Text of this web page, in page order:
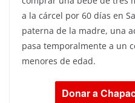
a la cárcel por 60 días en
paterna de la madre, una
pasa temporalmente a un
menores de edad.